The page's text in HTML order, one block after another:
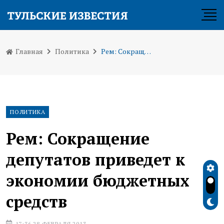
Главная Политика Рем: Сокращение депутатов приведет к экономии бюджетных средств
ПОЛИТИКА
Рем: Сокращение
депутатов приведет к
экономии бюджетных
средств